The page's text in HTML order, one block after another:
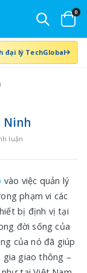
0
đại lý TechGlobal
Ninh
luận
vào việc quản lý
phạm vi các
bị định vị tại
đời sống của
của nó đã giúp
gia giao thông –